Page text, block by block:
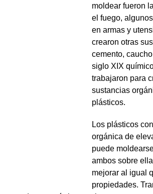
moldear fueron
el fuego,
en armas y
crearon otras
cemento,
siglo XIX
trabajaron para
sustancias
plásticos.
Los plásticos
orgánica de
puede
ambos sobre
mejorar al igual
propiedades.